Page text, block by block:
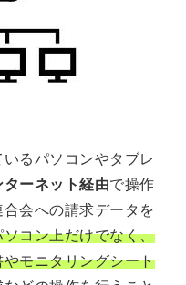
るパソコンやタブレ
ターネット経由で操作
会への請求データを
ソコン上だけでなく、
モニタリングシート